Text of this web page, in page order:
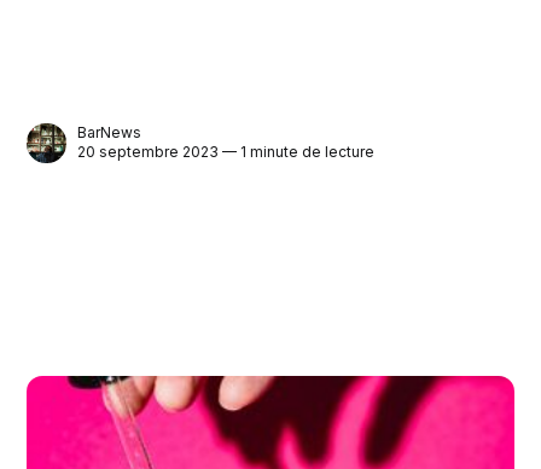
BarNews
20 septembre 2023 — 1 minute de lecture